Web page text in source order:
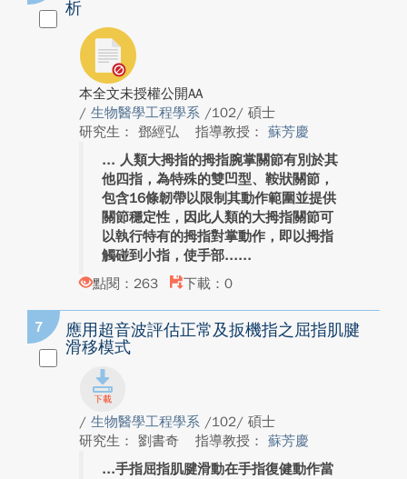
析
本全文未授權公開AA
/ 生物醫學工程學系 /102/ 碩士
研究生： 鄧經弘
指導教授： 蘇芳慶
人類大拇指的拇指腕掌關節有別於其
他四指，為特殊的雙凹型、鞍狀關節，
包含16條韌帶以限制其動作範圍並提供
關節穩定性，因此人類的大拇指關節可
以執行特有的拇指對掌動作，即以拇指
觸碰到小指，使手部...
點閱：263
下載：0
7
應用超音波評估正常及扳機指之屈指肌腱
滑移模式
/ 生物醫學工程學系 /102/ 碩士
研究生： 劉書奇
指導教授： 蘇芳慶
手指屈指肌腱滑動在手指復健動作當